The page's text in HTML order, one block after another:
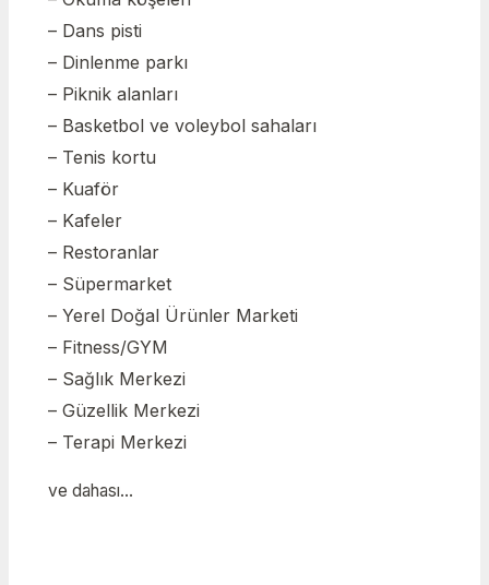
– Dans pisti
– Dinlenme parkı
– Piknik alanları
– Basketbol ve voleybol sahaları
– Tenis kortu
– Kuaför
– Kafeler
– Restoranlar
– Süpermarket
– Yerel Doğal Ürünler Marketi
– Fitness/GYM
– Sağlık Merkezi
– Güzellik Merkezi
– Terapi Merkezi
ve dahası…